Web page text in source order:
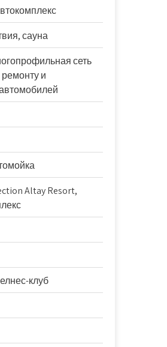
сауна
сеть
и
Altay Resort,
клуб